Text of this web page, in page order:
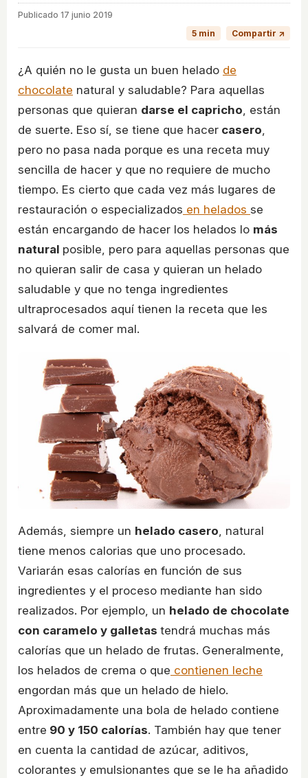
Publicado 17 junio 2019
5 min
Compartir ↗
¿A quién no le gusta un buen helado de
chocolate natural y saludable? Para aquellas
personas que quieran darse el capricho , están
de suerte. Eso sí, se tiene que hacer casero
pero no pasa nada porque es una receta muy
sencilla de hacer y que no requiere de mucho
tiempo. Es cierto que cada vez más lugares de
restauración o especializados en helados se
están encargando de hacer los helados lo más
natural posible, pero para aquellas personas que
no quieran salir de casa y quieran un helado
saludable y que no tenga ingredientes
ultraprocesados aquí tienen la receta que les
salvará de comer mal.
Además, siempre un helado casero, natural
tiene menos calorias que uno procesado.
Variarán esas calorías en función de sus
ingredientes y el proceso mediante han sido
realizados. Por ejemplo, un helado de chocolate
con caramelo y galletas tendrá muchas más
calorías que un helado de frutas. Generalmente,
los helados de crema o que contienen leche
engordan más que un helado de hielo.
Aproximadamente una bola de helado contiene
entre 90 y 150 calorías. También hay que tener
en cuenta la cantidad de azúcar, aditivos,
colorantes y emulsionantes que se le ha añadido